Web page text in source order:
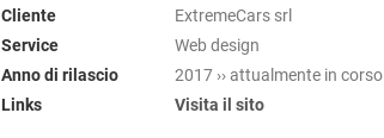
Cliente
ExtremeCars srl
Service
Web design
Anno di rilascio
2017 ›› attualmente in corso
Links
Visita il sito